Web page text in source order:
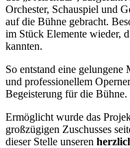
Orchester, Schauspiel und
auf die Bühne gebracht.
im Stück Elemente wieder,
kannten.
So entstand eine gelungene
und professionellem
Begeisterung für die Bühne.
Ermöglicht wurde das
großzügigen Zuschusses
dieser Stelle unseren